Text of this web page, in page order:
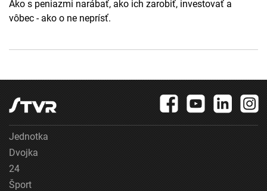
Ako s peniazmi narábať, ako ich zarobiť, investovať a
vôbec - ako o ne neprísť.
Jednotka
Dvojka
24
Šport